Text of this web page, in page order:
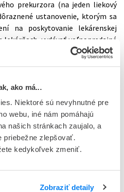
ako má...
Niektoré sú nevyhnutné pre
webu, iné nám pomáhajú
našich stránkach zaujalo, a
priebežne zlepšovať.
kedykoľvek zmeniť.
Zobraziť detaily
prekurzora (na jeden liekový
ustanovenie, ktorým sa
na poskytovanie lekárenskej
vydávať voľnopredajné
prekurzora v takom počte balení,
spomenul vyhodnocovanie
mesačných hlásení o ich
na distribúciu liekov.
v priloženej prednáške: